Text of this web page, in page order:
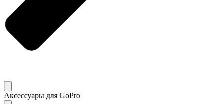
Аксессуары для GoPro